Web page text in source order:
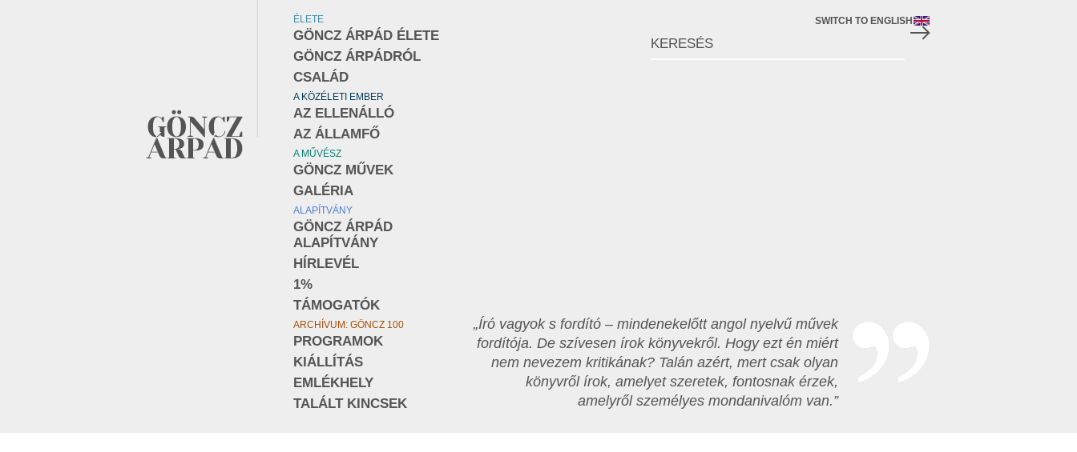
ÉLETE
GÖNCZ ÁRPÁD ÉLETE
GÖNCZ ÁRPÁDRÓL
CSALÁD
A KÖZÉLETI EMBER
AZ ELLENÁLLÓ
AZ ÁLLAMFŐ
A MŰVÉSZ
GÖNCZ MŰVEK
GALÉRIA
ALAPÍTVÁNY
GÖNCZ ÁRPÁD
ALAPÍTVÁNY
HÍRLEVÉL
1%
TÁMOGATÓK
ARCHÍVUM: GÖNCZ 100
PROGRAMOK
KIÁLLÍTÁS
EMLÉKHELY
TALÁLT KINCSEK
SWITCH TO ENGLISH
„Író vagyok s fordító – mindenekelőtt angol nyelvű művek
fordítója. De szívesen írok könyvekről. Hogy ezt én miért
nem nevezem kritikának? Talán azért, mert csak olyan
könyvről írok, amelyet szeretek, fontosnak érzek,
amelyről személyes mondanivalóm van.”